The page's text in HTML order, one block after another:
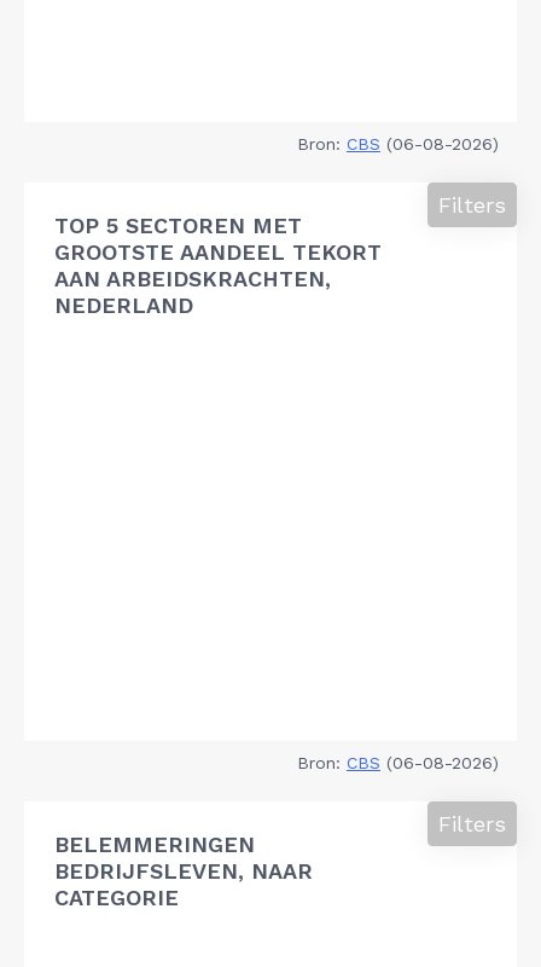
Bron: CBS (06-08-2026)
TOP 5 SECTOREN MET
GROOTSTE AANDEEL TEKORT
AAN ARBEIDSKRACHTEN,
NEDERLAND
Filters
Bron: CBS (06-08-2026)
BELEMMERINGEN
BEDRIJFSLEVEN, NAAR
CATEGORIE
Filters